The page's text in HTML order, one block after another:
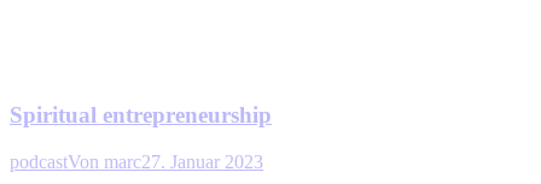
Spiritual entrepreneurship
podcastVon marc27. Januar 2023